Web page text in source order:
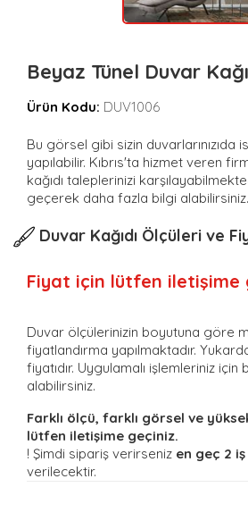
Beyaz Tünel Duvar
Ürün Kodu: DUV1006
Bu görsel gibi sizin duvarlarınızıda
yapılabilir. Kıbrıs'ta hizmet veren
kağıdı taleplerinizi
geçerek daha fazla bilgi alabilirsiniz.
Duvar Kağıdı Ölçüleri ve
Fiyat için lütfen iletişime
Duvar ölçülerinizin boyutuna göre
fiyatlandırma yapılmaktadır.
fiyatıdır. Uygulamalı işlemleriniz
alabilirsiniz.
Farklı ölçü, farklı görsel ve
lütfen iletişime geçiniz.
! Şimdi sipariş verirseniz en geç 2
verilecektir.